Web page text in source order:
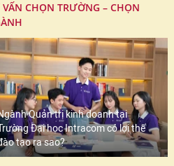
CHỌN TRƯỜNG – CHỌN
Quản trị kinh doanh tại
Đại học Intracom có lợi thế
tạo ra sao?